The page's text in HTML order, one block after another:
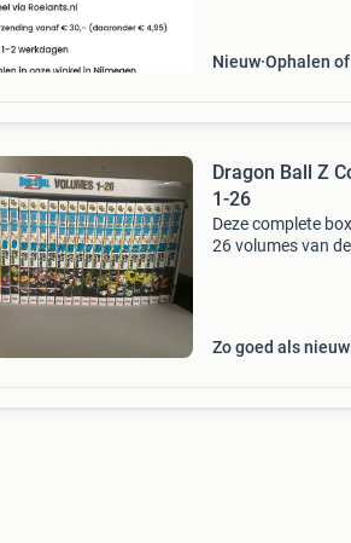
Nieuw Ophalen
Dragon Ball Z
1-26
Deze complete
26 volumes van
Zo goed als nieuw